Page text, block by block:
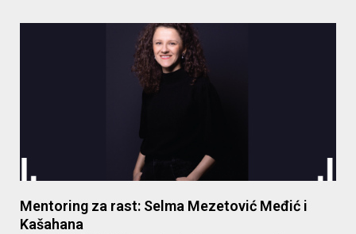
Mentoring za rast: Selma Mezetović Međić i
Kašahana